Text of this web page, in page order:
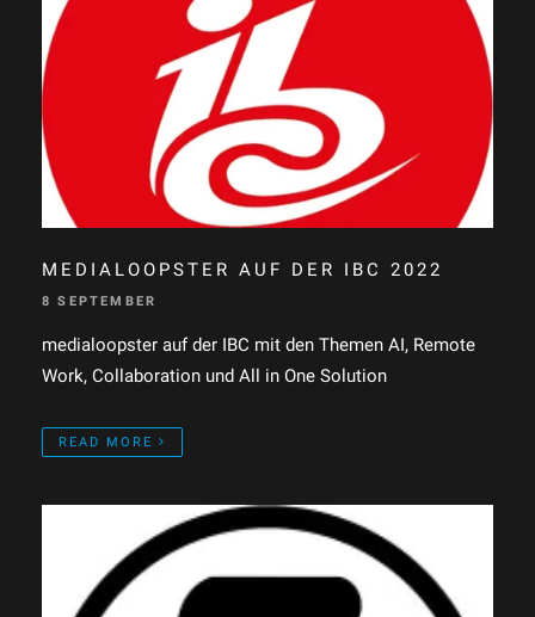
MEDIALOOPSTER AUF DER IBC 2022
8 SEPTEMBER
medialoopster auf der IBC mit den Themen AI, Remote
Work, Collaboration und All in One Solution
READ MORE